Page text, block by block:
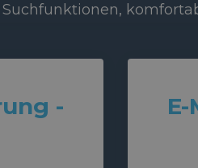
-